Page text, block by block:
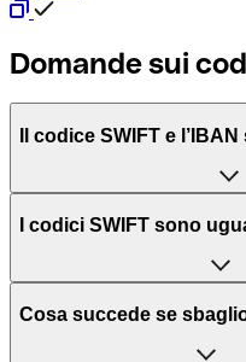
Domande sui
Il codice SWIFT e
L'acronimo SWIFT sta
per l’elaborazione dei
Il BIC, invece, sta per
I codici SWIFT sono
Dipende dalle banche. In
Cosa succede se